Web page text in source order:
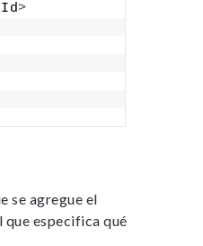
>
se agregue el
que especifica qué